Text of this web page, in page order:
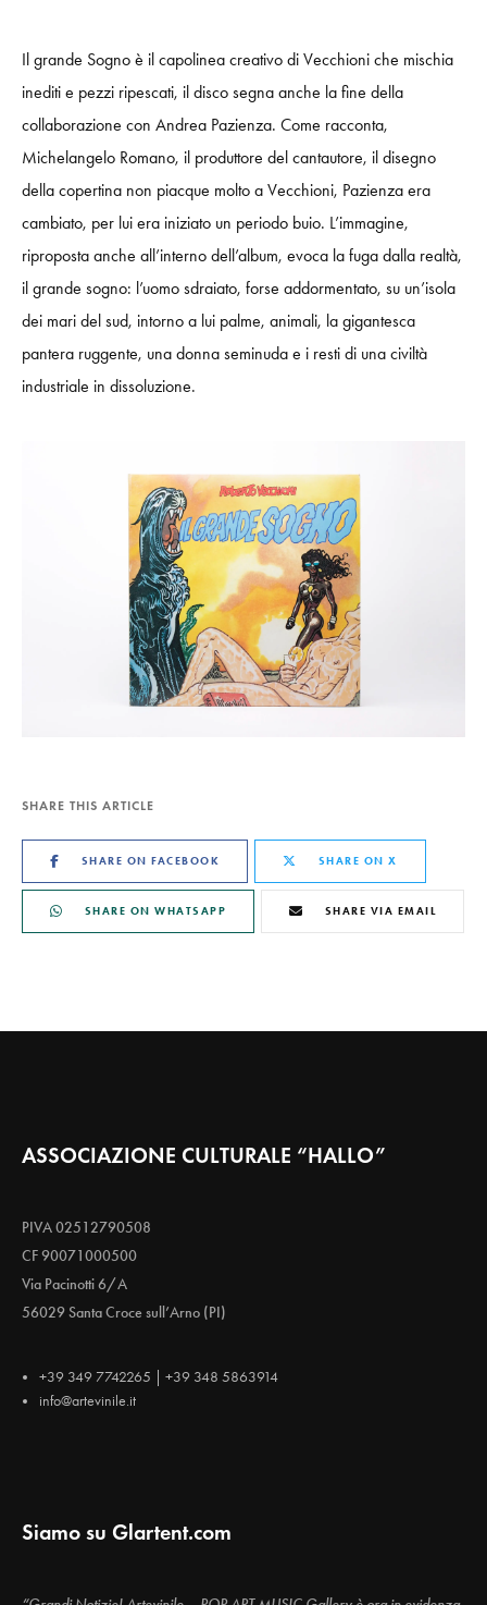
Il grande Sogno è il capolinea creativo di Vecchioni che mischia
inediti e pezzi ripescati, il disco segna anche la fine della
collaborazione con Andrea Pazienza. Come racconta,
Michelangelo Romano, il produttore del cantautore, il disegno
della copertina non piacque molto a Vecchioni, Pazienza era
cambiato, per lui era iniziato un periodo buio. L’immagine,
riproposta anche all’interno dell’album, evoca la fuga dalla realtà,
il grande sogno: l’uomo sdraiato, forse addormentato, su un’isola
dei mari del sud, intorno a lui palme, animali, la gigantesca
pantera ruggente, una donna seminuda e i resti di una civiltà
industriale in dissoluzione.
SHARE THIS ARTICLE
SHARE ON FACEBOOK SHARE ON X
SHARE ON WHATSAPP SHARE VIA EMAIL
ASSOCIAZIONE CULTURALE “HALLO”
PIVA 02512790508
CF 90071000500
Via Pacinotti 6/A
56029 Santa Croce sull’Arno (PI)
+39 349 7742265 | +39 348 5863914
info@artevinile.it
Siamo su Glartent.com